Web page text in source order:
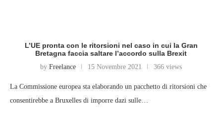
L’UE pronta con le ritorsioni nel caso in cui la Gran
Bretagna faccia saltare l’accordo sulla Brexit
by Freelance 15 Novembre 2021 366 views
La Commissione europea sta elaborando un pacchetto di ritorsioni che
consentirebbe a Bruxelles di imporre dazi sulle…